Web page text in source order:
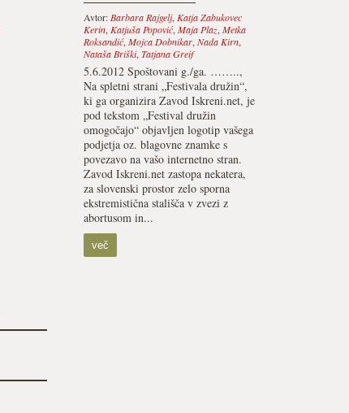
Avtor: Barbara Rajgelj, Katja Zabukovec
Kerin, Katjuša Popović, Maja Plaz, Metka
Roksandić, Mojca Dobnikar, Nada Kirn,
Nataša Briški, Tatjana Greif
5.6.2012 Spoštovani g./ga. ……..,
Na spletni strani „Festivala družin“,
ki ga organizira Zavod Iskreni.net, je
pod tekstom „Festival družin
omogočajo“ objavljen logotip vašega
podjetja oz. blagovne znamke s
povezavo na vašo internetno stran.
Zavod Iskreni.net zastopa nekatera,
za slovenski prostor zelo sporna
ekstremistična stališča v zvezi z
abortusom in...
več